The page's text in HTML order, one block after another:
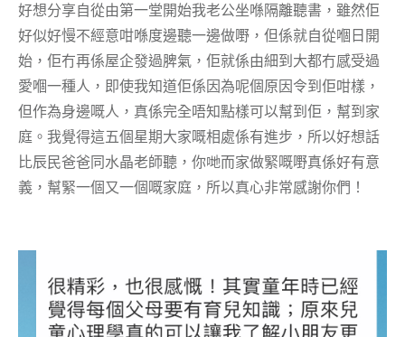
好想分享自從由第一堂開始我老公坐喺隔離聽書，雖然佢
好似好慢不經意咁喺度邊聽一邊做嘢，但係就自從嗰日開
始，佢冇再係屋企發過脾氣，佢就係由細到大都冇感受過
愛嗰一種人，即使我知道佢係因為呢個原因令到佢咁樣，
但作為身邊嘅人，真係完全唔知點樣可以幫到佢，幫到家
庭。我覺得這五個星期大家嘅相處係有進步，所以好想話
比辰民爸爸同水晶老師聽，你哋而家做緊嘅嘢真係好有意
義，幫緊一個又一個嘅家庭，所以真心非常感謝你們！